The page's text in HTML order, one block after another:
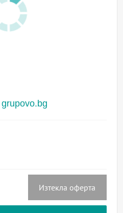
grupovo.bg
Изтекла оферта